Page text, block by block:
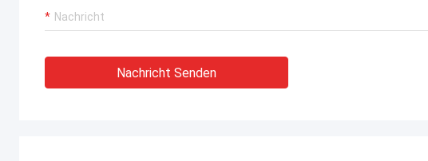
Nachricht Senden